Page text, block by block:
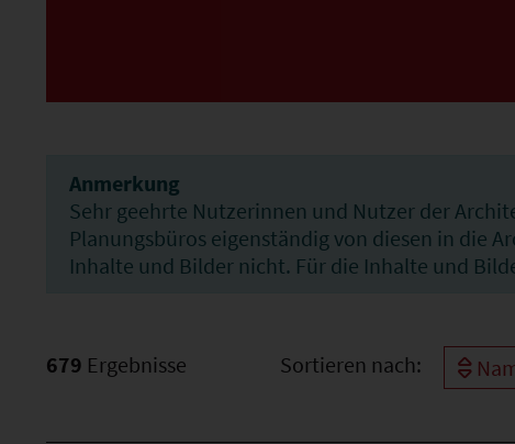
Anmerkung
Sehr geehrte Nutzerinnen und Nutzer der
Planungsbüros eigenständig von diesen in die
Inhalte und Bilder nicht. Für die Inhalte und
679 Ergebnisse Sortieren nach: